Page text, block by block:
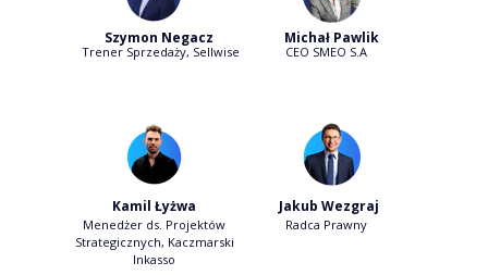
Szymon Negacz
Trener Sprzedaży, Sellwise
Michał Pawlik
CEO SMEO S.A
Kamil Łyżwa
Menedżer ds. Projektów
Strategicznych, Kaczmarski
Inkasso
Jakub Wezgraj
Radca Prawny